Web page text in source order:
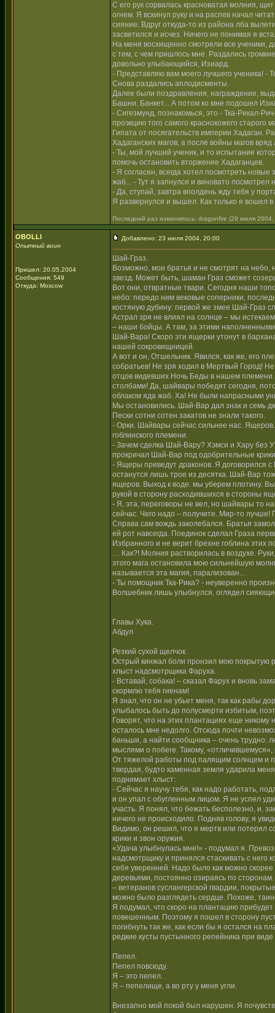
С его рук сорвалась красноватая молния,
огнем. Я вскинул руку и на распев начал
сияние. Вдруг откуда-то из района лба
засветился и исчез. Ничего не понимая я
На меня восхищенно смотрели все ученики,
с тем, с чем пришлось мне. Раздались
довольно улыбающийся, Изиард.
- Представляю вам моего лучшего ученика! -
Снова раздались аплодисменты.
Далее были поздравления, награждение,
Башни. Банкет... А потом ко мне подошел
- Сигезмунд, познакомься, это - Тка-Рикал-
проэкцию того самого краснокожего
Гипата от посягательств империи Хадаган.
Хадаганских магов, а после войны магов
- Ты, мой лучший ученик, и то испытание
помочь остановить вторжение Хадаганцев.
- Я согласен, всегда хотел посмотреть
жаб... - Тут я запнулся и виновато
- Да, ступай, завтра вполдень жду тебя у
Я развернулся и вышел. Как только я вошел
Последний раз изменялось: dragonfire (29 июля 2004,
OBOLLI
Опытный воин
Пришел: 20.05.2004
Сообщения: 549
Откуда: Moscow
Добавлено: 23 июля 2004, 20:00
Шай-Граз.
Возможно, мои братья и не смотрят на небо,
звезд. Может быть, шаман Граз сможет
Вот они, отвратные твари. Сегодня наши
небо: передо ним вековые соперники,
костяную дубину: первой же змее Шай-Граз
Астрал зря не влиял на солнце – мы
– наши бойцы. А там, за этими
Шай-Вара! Скоро эти ящерки утонут в
нашей сокровищницей.
А вот и он, Отшельник. Явился, как же, его
собратьев! Не зря ходил в Мертвый Город!
отцов видевших Ночь Беды в нашем
столбами! Да, шайвары победят сегодня,
облаком яда жаб. Ха! Не были напрасными
Мы остановились. Шай-Вар дал знак и семь
Пески сотни сотен закатов не знали такого.
- Орки. Шайвары сейчас сильнее нас.
гоблинского племени.
- Зачем сделка Шай-Вару? Хэмси и Хару без
прокричал Шай-Вар под одобрительные
- Ящеры приведут драконов. Я договорился
останутся лишь трое из десятка. Шай-Вар
ящеров. Выход к воде: мы уберем плотину.
рукой в сторону расходившихся в стороны
- Я, эта, переговоры не вел, но шайвары то
сейчас. Чего надо – получите. Мир-то
Справа сам вождь заколебался. Братья
ей рот навсегда. Поединок сделал Граза
Избранного и не верит брехне гоблина этих
… Как?! Молния растворилась в воздухе.
этого мага остановила мою сильнейшую
называется эта магия, парализован…
- Ты помощник Тка-Рика? - неуверенно
Волшебник лишь улыбнулся, оглядел
Главы Хука.
Абдул
Резкий сухой щелчок.
Острый кинжал боли пронзил мою покрытую
хлыст надсмотрщика Фаруха.
- Вставай, собака! – сказал Фарух и вновь
скормлю тебя гиенам!
Я знал, что он не убьет меня, так как рабы
улыбалось быть до полусмерти избитым,
Говорят, что на этих плантациях еще
осталось мне недолго. Отсюда почти
баньши, а найти сообщника – очень трудно:
мыслями о побеге. Такому,
От тяжелой работы под палящим солнцем и
твердая, будто каменная земля ударила
поднимает хлыст:
- Сейчас я научу тебя, как надо работать,
и он упал с обугленным лицом. Я не успел
участь. Я понял, что бежать бесполезно, и,
ничего не происходило. Подняв голову, я
Видимо, он решил, что я мертв или потерял
крики и звон оружия.
«Удача улыбнулась мне!» - подумал я.
надсмотрщику и принялся стаскивать с него
себя уверенней. Надо было как можно
деревьями, постоянно озираясь по
– ветеранов суслангерской гвардии,
можно было разглядеть сердце. Похоже,
Я подумал, что скоро на плантацию
повешенным. Поэтому я пошел в сторону
погибнуть так же, как если бы я остался на
редкие кусты пустынного репейника при виде
Пепел.
Пепел повсюду.
Я – это пепел.
Я – пепелище, а во рту у меня угли.
Внезапно мой покой был нарушен. Я